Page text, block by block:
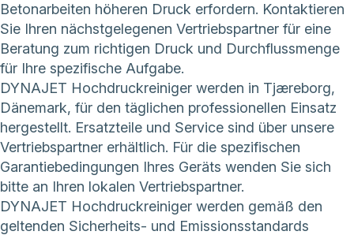
Betonarbeiten höheren Druck erfordern. Kontaktieren
Sie Ihren nächstgelegenen Vertriebspartner für eine
Beratung zum richtigen Druck und Durchflussmenge
für Ihre spezifische Aufgabe.
DYNAJET Hochdruckreiniger werden in Tjæreborg,
Dänemark, für den täglichen professionellen Einsatz
hergestellt. Ersatzteile und Service sind über unsere
Vertriebspartner erhältlich. Für die spezifischen
Garantiebedingungen Ihres Geräts wenden Sie sich
bitte an Ihren lokalen Vertriebspartner.
DYNAJET Hochdruckreiniger werden gemäß den
geltenden Sicherheits- und Emissionsstandards